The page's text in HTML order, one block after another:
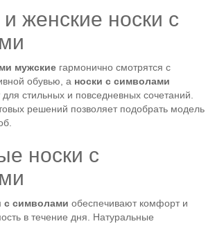
женские носки с
мужские гармонично смотрятся с
обувью, а носки с символами
для стильных и повседневных сочетаний.
решений позволяет подобрать модель
носки с
с символами обеспечивают комфорт и
в течение дня. Натуральные